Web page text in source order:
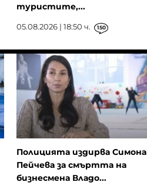
туристите,...
05.08.2026 | 18:50 ч. 150
Полицията издирва Симона
Пейчева за смъртта на
бизнесмена Владо...